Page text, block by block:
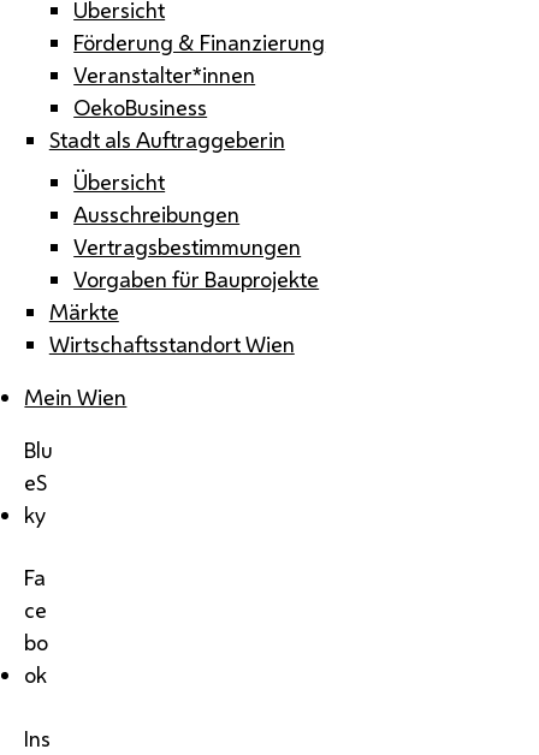
Übersicht
Förderung & Finanzierung
Veranstalter*innen
OekoBusiness
Stadt als Auftraggeberin
Übersicht
Ausschreibungen
Vertragsbestimmungen
Vorgaben für Bauprojekte
Märkte
Wirtschaftsstandort Wien
Mein Wien
Blu
eS
ky
Fa
ce
bo
ok
Ins